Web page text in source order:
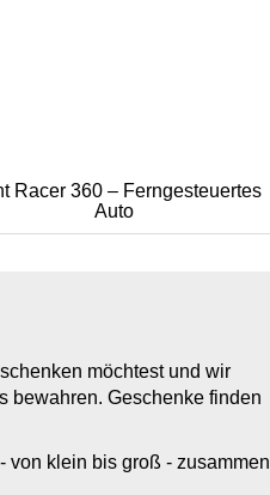
Racer 360 – Ferngesteuertes
Auto
möchtest und wir
bewahren. Geschenke finden
von klein bis groß - zusammen